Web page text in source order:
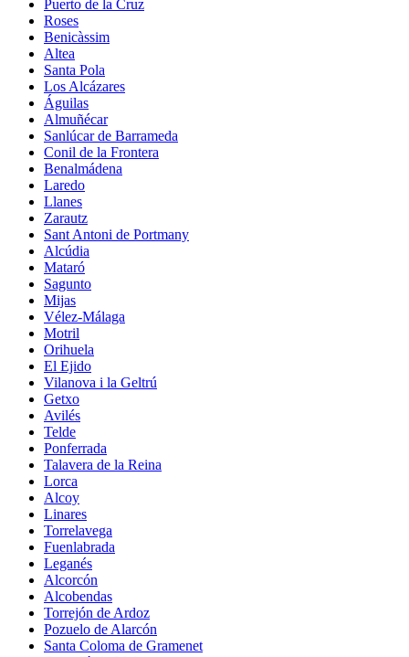
Puerto de la Cruz
Roses
Benicàssim
Altea
Santa Pola
Los Alcázares
Águilas
Almuñécar
Sanlúcar de Barrameda
Conil de la Frontera
Benalmádena
Laredo
Llanes
Zarautz
Sant Antoni de Portmany
Alcúdia
Mataró
Sagunto
Mijas
Vélez-Málaga
Motril
Orihuela
El Ejido
Vilanova i la Geltrú
Getxo
Avilés
Telde
Ponferrada
Talavera de la Reina
Lorca
Alcoy
Linares
Torrelavega
Fuenlabrada
Leganés
Alcorcón
Alcobendas
Torrejón de Ardoz
Pozuelo de Alarcón
Santa Coloma de Gramenet